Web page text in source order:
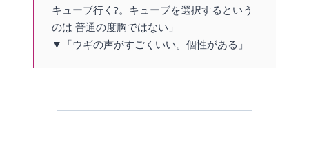
キューブ行く?。キューブを選択するという
のは 普通の度胸ではない」
▼「ウギの声がすごくいい。個性がある」